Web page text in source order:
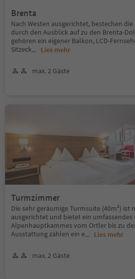
Brenta
Nach Westen ausgerichtet, bestechen
durch den Ausblick auf zu den Brenta-
gehören ein eigener Balkon, LCD-
Sitzeck... Lies mehr
max. 2 Gäste
Turmzimmer
Die sehr geräumige Turmsuite (40m²) ist
ausgerichtet und bietet ein umfassendes
Alpenhauptkammes vom Ortler bis zu
Ausstattung zählen ein e... Lies mehr
max. 2 Gäste